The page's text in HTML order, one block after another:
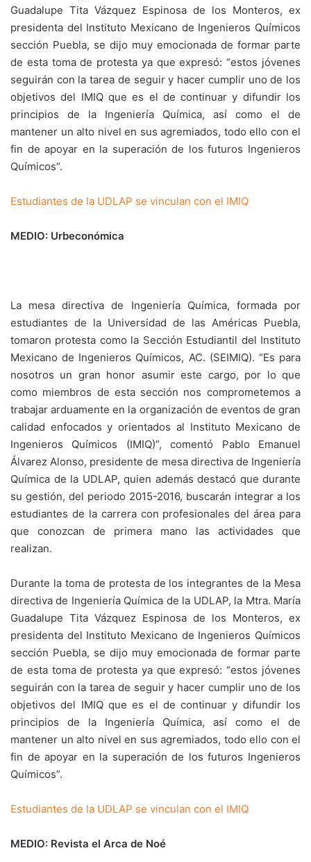
Guadalupe Tita Vázquez Espinosa de los Monteros, ex
presidenta del Instituto Mexicano de Ingenieros Químicos
sección Puebla, se dijo muy emocionada de formar parte
de esta toma de protesta ya que expresó: “estos jóvenes
seguirán con la tarea de seguir y hacer cumplir uno de los
objetivos del IMIQ que es el de continuar y difundir los
principios de la Ingeniería Química, así como el de
mantener un alto nivel en sus agremiados, todo ello con el
fin de apoyar en la superación de los futuros Ingenieros
Químicos”.
Estudiantes de la UDLAP se vinculan con el IMIQ
MEDIO: Urbeconómica
La mesa directiva de Ingeniería Química, formada por
estudiantes de la Universidad de las Américas Puebla,
tomaron protesta como la Sección Estudiantil del Instituto
Mexicano de Ingenieros Químicos, AC. (SEIMIQ). “Es para
nosotros un gran honor asumir este cargo, por lo que
como miembros de esta sección nos comprometemos a
trabajar arduamente en la organización de eventos de gran
calidad enfocados y orientados al Instituto Mexicano de
Ingenieros Químicos (IMIQ)”, comentó Pablo Emanuel
Álvarez Alonso, presidente de mesa directiva de Ingeniería
Química de la UDLAP, quien además destacó que durante
su gestión, del periodo 2015-2016, buscarán integrar a los
estudiantes de la carrera con profesionales del área para
que conozcan de primera mano las actividades que
realizan.
Durante la toma de protesta de los integrantes de la Mesa
directiva de Ingeniería Química de la UDLAP, la Mtra. María
Guadalupe Tita Vázquez Espinosa de los Monteros, ex
presidenta del Instituto Mexicano de Ingenieros Químicos
sección Puebla, se dijo muy emocionada de formar parte
de esta toma de protesta ya que expresó: “estos jóvenes
seguirán con la tarea de seguir y hacer cumplir uno de los
objetivos del IMIQ que es el de continuar y difundir los
principios de la Ingeniería Química, así como el de
mantener un alto nivel en sus agremiados, todo ello con el
fin de apoyar en la superación de los futuros Ingenieros
Químicos”.
Estudiantes de la UDLAP se vinculan con el IMIQ
MEDIO: Revista el Arca de Noé